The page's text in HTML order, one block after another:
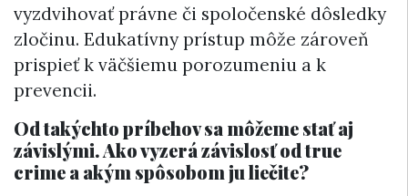
vyzdvihovať právne či spoločenské dôsledky
zločinu. Edukatívny prístup môže zároveň
prispieť k väčšiemu porozumeniu a k
prevencii.
Od takýchto príbehov sa môžeme stať aj
závislými. Ako vyzerá závislosť od true
crime a akým spôsobom ju liečite?